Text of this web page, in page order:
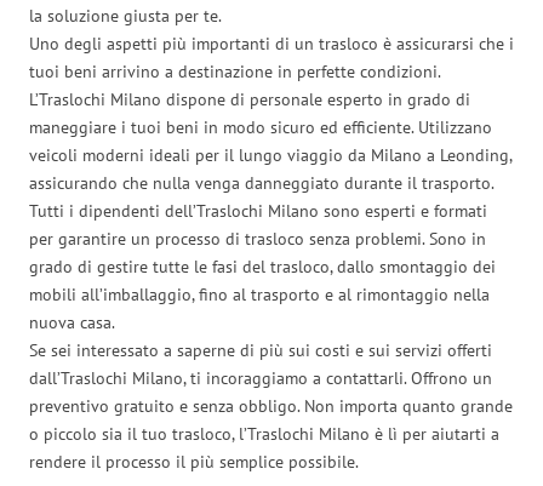
la soluzione giusta per te.
Uno degli aspetti più importanti di un trasloco è assicurarsi che i
tuoi beni arrivino a destinazione in perfette condizioni.
L’Traslochi Milano dispone di personale esperto in grado di
maneggiare i tuoi beni in modo sicuro ed efficiente. Utilizzano
veicoli moderni ideali per il lungo viaggio da Milano a Leonding,
assicurando che nulla venga danneggiato durante il trasporto.
Tutti i dipendenti dell’Traslochi Milano sono esperti e formati
per garantire un processo di trasloco senza problemi. Sono in
grado di gestire tutte le fasi del trasloco, dallo smontaggio dei
mobili all’imballaggio, fino al trasporto e al rimontaggio nella
nuova casa.
Se sei interessato a saperne di più sui costi e sui servizi offerti
dall’Traslochi Milano, ti incoraggiamo a contattarli. Offrono un
preventivo gratuito e senza obbligo. Non importa quanto grande
o piccolo sia il tuo trasloco, l’Traslochi Milano è lì per aiutarti a
rendere il processo il più semplice possibile.